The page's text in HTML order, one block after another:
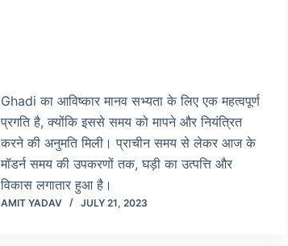
Ghadi का आविष्कार मानव सभ्यता के लिए एक महत्वपूर्ण
प्रगति है, क्योंकि इससे समय को मापने और नियंत्रित
करने की अनुमति मिली। प्राचीन समय से लेकर आज के
मॉडर्न समय की उपकरणों तक, घड़ी का उत्पत्ति और
विकास लगातार हुआ है।
AMIT YADAV JULY 21, 2023